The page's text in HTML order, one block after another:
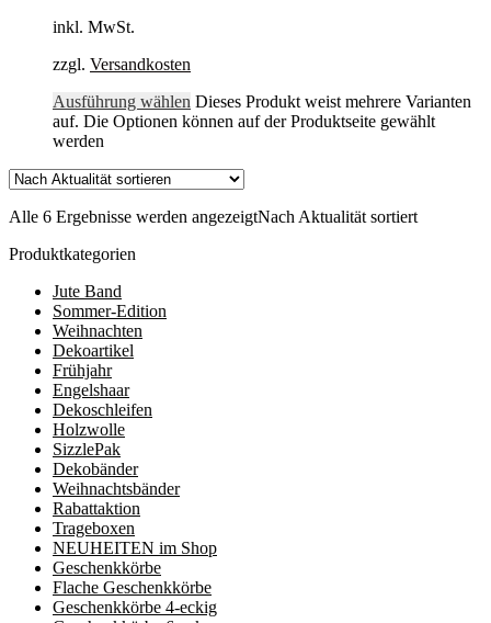
inkl. MwSt.
zzgl. Versandkosten
Ausführung wählen Dieses Produkt weist mehrere Varianten
auf. Die Optionen können auf der Produktseite gewählt
werden
Alle 6 Ergebnisse werden angezeigtNach Aktualität sortiert
Produktkategorien
Jute Band
Sommer-Edition
Weihnachten
Dekoartikel
Frühjahr
Engelshaar
Dekoschleifen
Holzwolle
SizzlePak
Dekobänder
Weihnachtsbänder
Rabattaktion
Trageboxen
NEUHEITEN im Shop
Geschenkkörbe
Flache Geschenkkörbe
Geschenkkörbe 4-eckig